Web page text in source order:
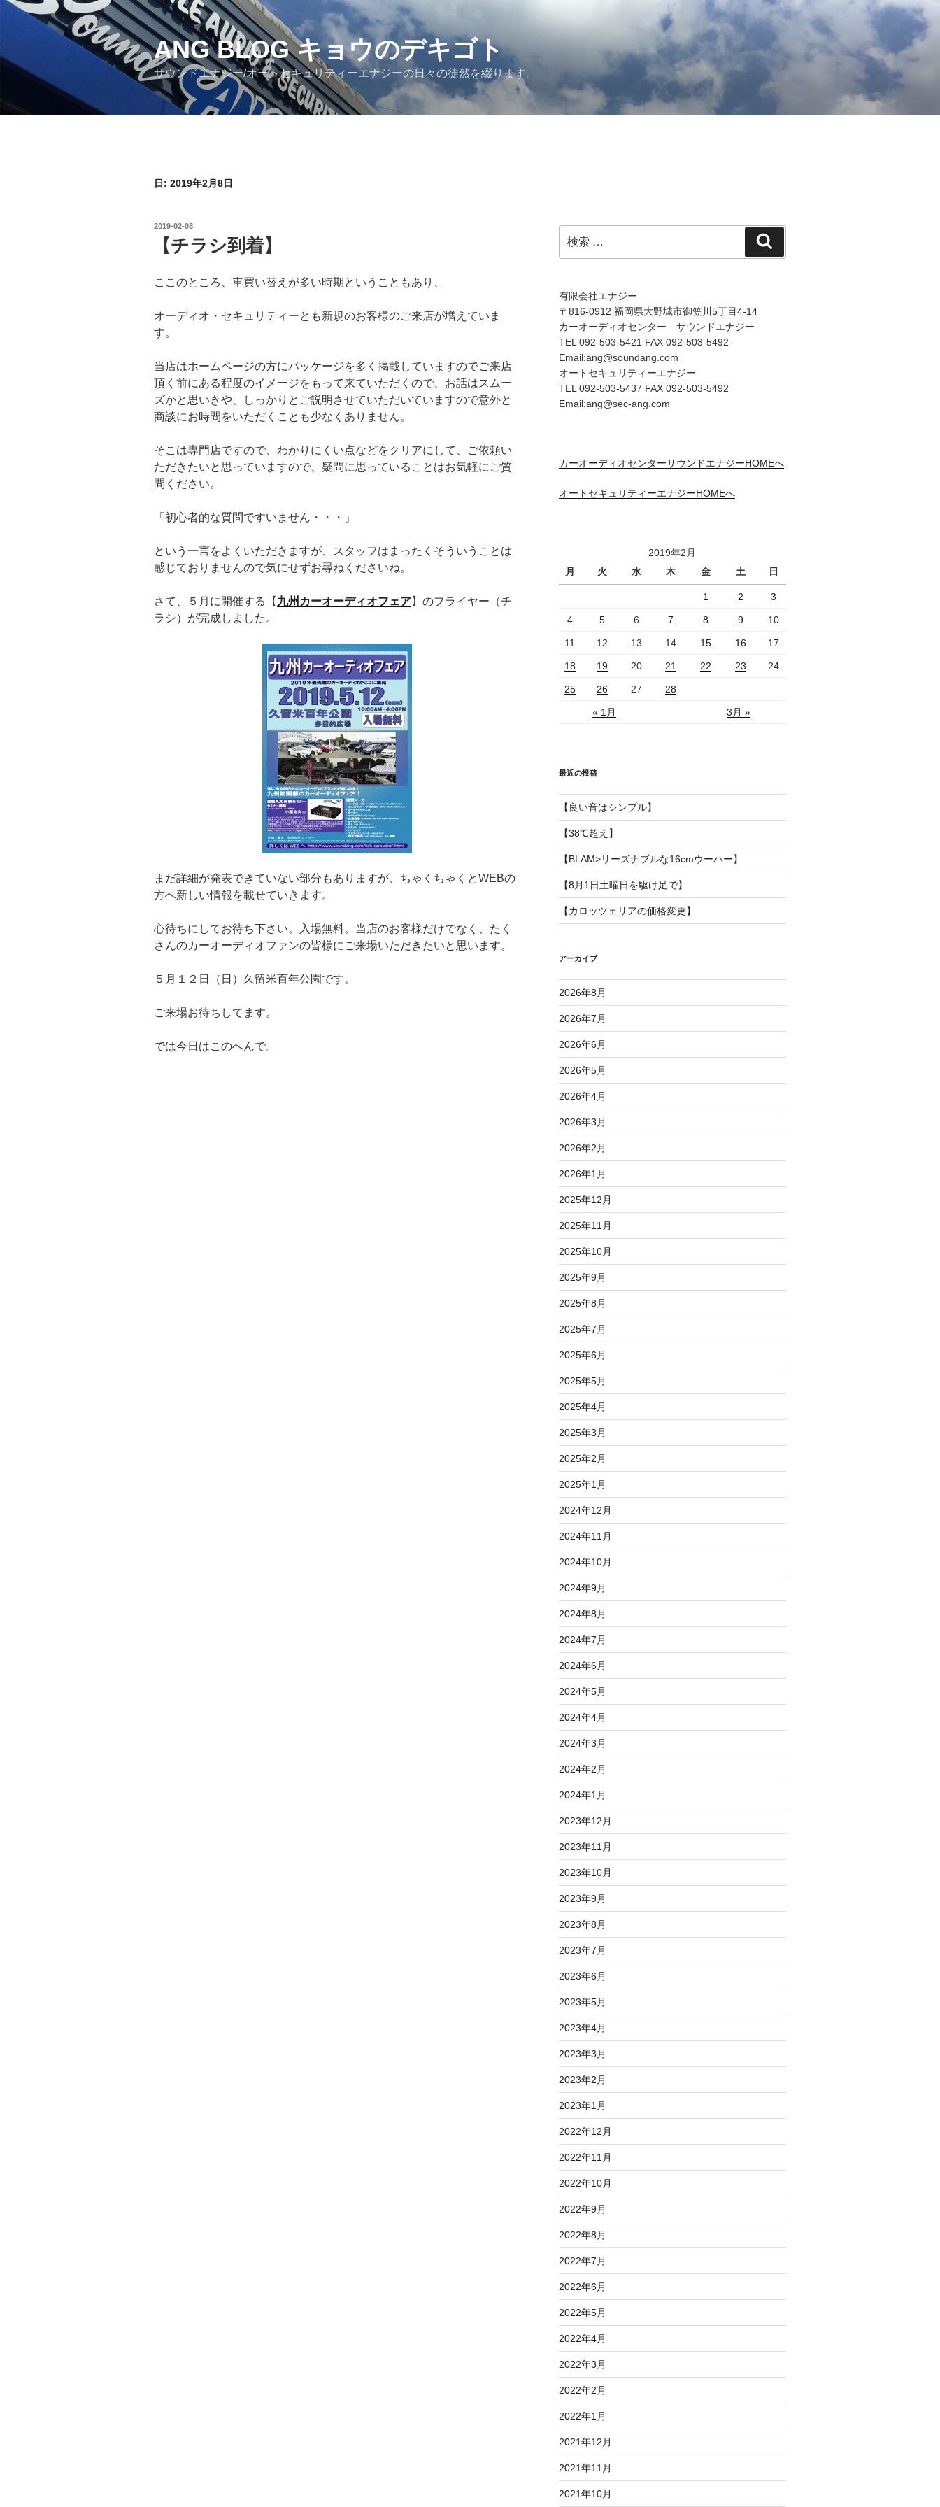
ン
ス
ANG BLOG キョウのデキゴト
サウンドエナジー/オートセキュリティーエナジーの日々の徒然を綴ります。
日: 2019年2月8日
投
2019-02-08
【チラシ到着】
ここのところ、車買い替えが多い時期ということもあり、
オーディオ・セキュリティーとも新規のお客様のご来店が増えていま
す。
当店はホームページの方にパッケージを多く掲載していますのでご来店
頂く前にある程度のイメージをもって来ていただくので、お話はスムー
ズかと思いきや、しっかりとご説明させていただいていますので意外と
商談にお時間をいただくことも少なくありません。
そこは専門店ですので、わかりにくい点などをクリアにして、ご依頼い
ただきたいと思っていますので、疑問に思っていることはお気軽にご質
問ください。
「初心者的な質問ですいません・・・」
という一言をよくいただきますが、スタッフはまったくそういうことは
感じておりませんので気にせずお尋ねくださいね。
さて、５月に開催する【 九州カーオーディオフェア】のフライヤー（チ
ラシ）が完成しました。
まだ詳細が発表できていない部分もありますが、ちゃくちゃくとWEBの
方へ新しい情報を載せていきます。
心待ちにしてお待ち下さい。入場無料。当店のお客様だけでなく、たく
さんのカーオーディオファンの皆様にご来場いただきたいと思います。
５月１２日（日）久留米百年公園です。
ご来場お待ちしてます。
では今日はこのへんで。
索:
索
有限会社エナジー
〒816-0912 福岡県大野城市御笠川5丁目4-14
カーオーディオセンター サウンドエナジー
TEL 092-503-5421 FAX 092-503-5492
Email:ang@soundang.com
オートセキュリティーエナジー
TEL 092-503-5437 FAX 092-503-5492
Email:ang@sec-ang.com
カーオーディオセンターサウンドエナジーHOMEへ
オートセキュリティーエナジーHOMEへ
2019年2月
月
火 水 木 金 土 日
« 1月 3月 »
1 2 3
4 5 6 7 8 9 10
11 12 13 14 15 16 17
18 19 20 21 22 23 24
25 26 27 28
最近の投稿
【良い音はシンプル】
【38℃超え】
【BLAM>リーズナブルな16cmウーハー】
【8月1日土曜日を駆け足で】
【カロッツェリアの価格変更】
アーカイブ
2026年8月
2026年7月
2026年6月
2026年5月
2026年4月
2026年3月
2026年2月
2026年1月
2025年12月
2025年11月
2025年10月
2025年9月
2025年8月
2025年7月
2025年6月
2025年5月
2025年4月
2025年3月
2025年2月
2025年1月
2024年12月
2024年11月
2024年10月
2024年9月
2024年8月
2024年7月
2024年6月
2024年5月
2024年4月
2024年3月
2024年2月
2024年1月
2023年12月
2023年11月
2023年10月
2023年9月
2023年8月
2023年7月
2023年6月
2023年5月
2023年4月
2023年3月
2023年2月
2023年1月
2022年12月
2022年11月
2022年10月
2022年9月
2022年8月
2022年7月
2022年6月
2022年5月
2022年4月
2022年3月
2022年2月
2022年1月
2021年12月
2021年11月
2021年10月